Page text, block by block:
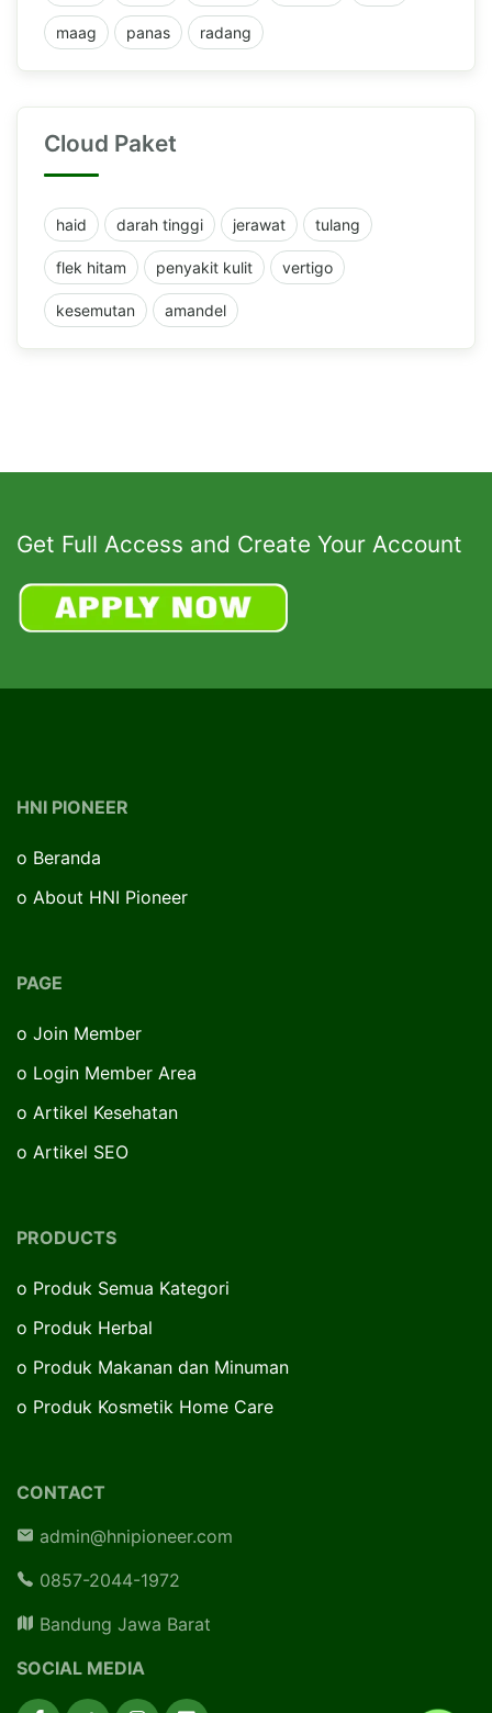
maag panas radang
Cloud Paket
haid darah tinggi jerawat tulang
flek hitam penyakit kulit vertigo
kesemutan amandel
Get Full Access and Create Your Account
HNI PIONEER
o Beranda
o About HNI Pioneer
PAGE
o Join Member
o Login Member Area
o Artikel Kesehatan
o Artikel SEO
PRODUCTS
o Produk Semua Kategori
o Produk Herbal
o Produk Makanan dan Minuman
o Produk Kosmetik Home Care
CONTACT
admin@hnipioneer.com
0857-2044-1972
Bandung Jawa Barat
SOCIAL MEDIA